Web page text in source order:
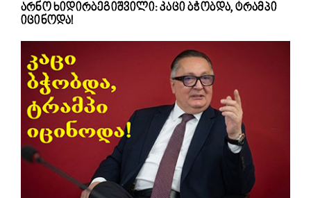
არნო ხიდირბეგიშვილი: კაცი ბჭობდა, ტრამპი
იცინოდა!